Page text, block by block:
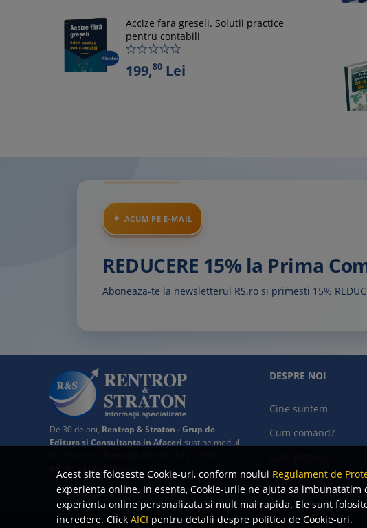
Acest site foloseste Cookie-uri, conform noului Regulament de
experienta online. In esenta, Cookie-urile ne ajuta sa
experienta online personalizata si mult mai rapida. Ele sunt
incredere. Click AICI pentru detalii despre politica de Cookie-uri.
Accize fara greseli. Solutii practice
pentru contabili
199,80 Lei
ACUM PE E-MAIL
REDUCERE 15% la Prima
Aboneaza-te la newsletterul RS.ro si primesti 15%
De 30 de ani, Rentrop & Straton - Grup de
Editura si Consultanta in Afaceri sustine mediul
informatii specializate.
DESPRE NOI
Cine suntem
Cum comand?
Cum returnez